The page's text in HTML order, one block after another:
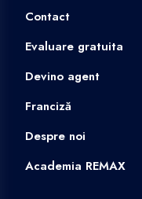
Contact
Evaluare gratuita
Devino agent
Franciză
Despre noi
Academia REMAX